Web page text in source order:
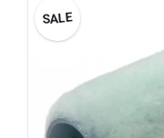
SALE
График платежей